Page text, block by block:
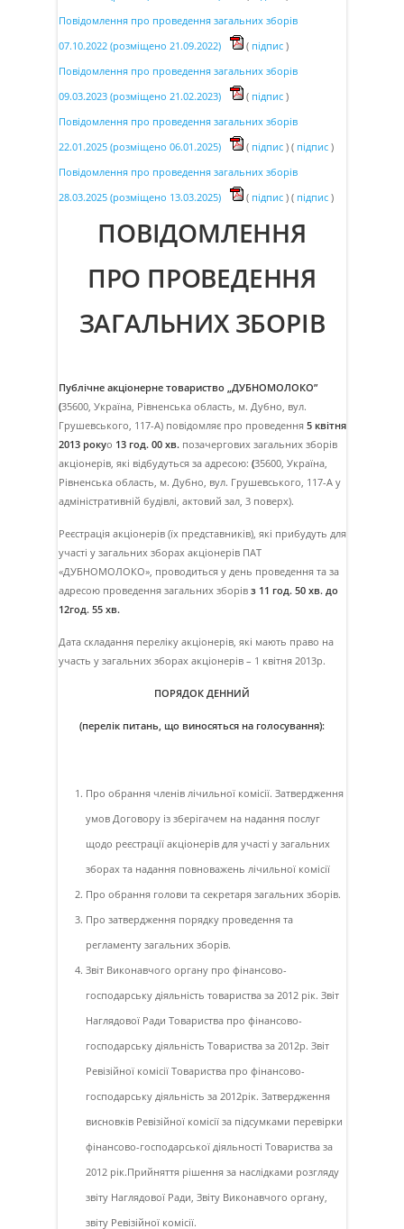
Повідомлення про проведення загальних зборів
07.10.2022 (розміщено 21.09.2022)
(підпис )
Повідомлення про проведення загальних зборів
09.03.2023 (розміщено 21.02.2023)
(підпис )
Повідомлення про проведення загальних зборів
22.01.2025 (розміщено 06.01.2025)
(підпис ) (підпис )
Повідомлення про проведення загальних зборів
28.03.2025 (розміщено 13.03.2025)
(підпис ) (підпис )
ПОВІДОМЛЕННЯ
ПРО ПРОВЕДЕННЯ
ЗАГАЛЬНИХ ЗБОРІВ
Публічне акціонерне товариство „ДУБНОМОЛОКО”
(35600, Україна, Рівненська область, м. Дубно, вул.
Грушевського, 117-А) повідомляє про проведення 5 квітня
2013 рокуо 13 год. 00 хв.позачергових загальних зборів
акціонерів, які відбудуться за адресою: (35600, Україна,
Рівненська область, м. Дубно, вул. Грушевського, 117-А у
адміністративній будівлі, актовий зал, 3 поверх).
Реєстрація акціонерів (їх представників), які прибудуть для
участі у загальних зборах акціонерів ПАТ
«ДУБНОМОЛОКО», проводиться у день проведення та за
адресою проведення загальних зборів з 11 год. 50 хв. до
12год. 55 хв.
Дата складання переліку акціонерів, які мають право на
участь у загальних зборах акціонерів – 1 квітня 2013р.
ПОРЯДОК ДЕННИЙ
(перелік питань, що виносяться на голосування):
Про обрання членів лічильної комісії. Затвердження
умов Договору із зберігачем на надання послуг
щодо реєстрації акціонерів для участі у загальних
зборах та надання повноважень лічильної комісії
Про обрання голови та секретаря загальних зборів.
Про затвердження порядку проведення та
регламенту загальних зборів.
Звіт Виконавчого органу про фінансово-
господарську діяльність товариства за 2012 рік. Звіт
Наглядової Ради Товариства про фінансово-
господарську діяльність Товариства за 2012р. Звіт
Ревізійної комісії Товариства про фінансово-
господарську діяльність за 2012рік. Затвердження
висновків Ревізійної комісії за підсумками перевірки
фінансово-господарської діяльності Товариства за
2012 рік.Прийняття рішення за наслідками розгляду
звіту Наглядової Ради, Звіту Виконавчого органу,
звіту Ревізійної комісії.